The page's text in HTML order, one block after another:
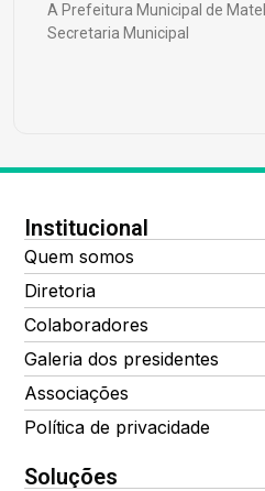
A Prefeitura Municipal de
Secretaria Municipal
Institucional
Quem somos
Diretoria
Colaboradores
Galeria dos presidentes
Associações
Política de privacidade
Soluções